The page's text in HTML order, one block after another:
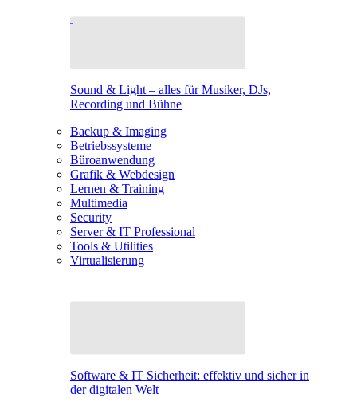
Sound & Light – alles für Musiker, DJs,
Recording und Bühne
Backup & Imaging
Betriebssysteme
Büroanwendung
Grafik & Webdesign
Lernen & Training
Multimedia
Security
Server & IT Professional
Tools & Utilities
Virtualisierung
Software & IT Sicherheit: effektiv und sicher in
der digitalen Welt